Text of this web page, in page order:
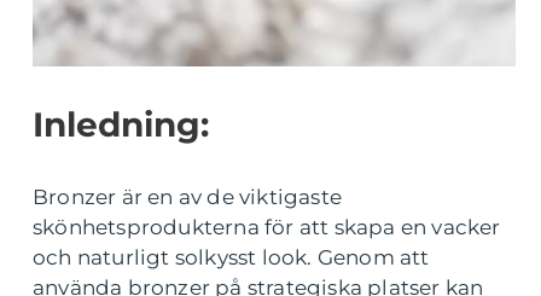
Inledning:
Bronzer är en av de viktigaste
skönhetsprodukterna för att skapa en vacker
och naturligt solkysst look. Genom att
använda bronzer på strategiska platser kan